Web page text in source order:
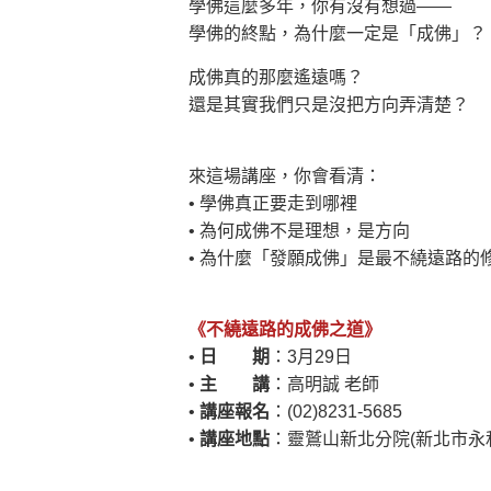
學佛這麼多年，你有沒有想過——
學佛的終點，為什麼一定是「成佛」？
成佛真的那麼遙遠嗎？
還是其實我們只是沒把方向弄清楚？
來這場講座，你會看清：
• 學佛真正要走到哪裡
• 為何成佛不是理想，是方向
• 為什麼「發願成佛」是最不繞遠路的
《不繞遠路的成佛之道》
• 日 期 ：3月29日
• 主 講 ：高明誠 老師
• 講座報名 ：(02)8231-5685
• 講座地點 ：靈鷲山新北分院(新北市